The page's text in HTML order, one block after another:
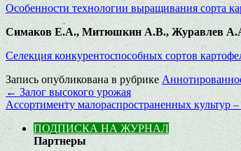
Особенности технологии выращивания сорта
Симаков Е.А., Митюшкин А.В., Журавлев
Селекция конкурентоспособных сортов
Запись опубликована в рубрике
←Залог высокого урожая
Ассортименту малораспространенных культур –
ПОДПИСКА НА ЖУРНАЛ
Партнеры